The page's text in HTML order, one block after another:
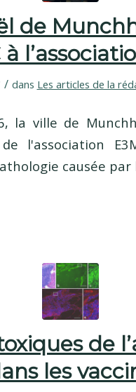
de
/ dans Les articles de la
la ville de
l'association
causée
de
les